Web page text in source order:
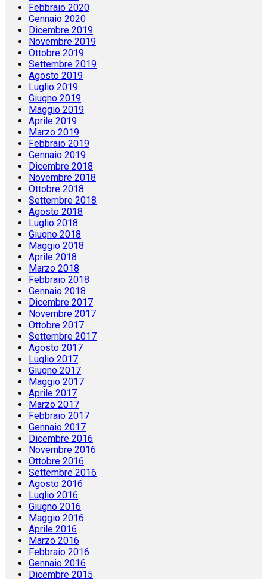
Febbraio 2020
Gennaio 2020
Dicembre 2019
Novembre 2019
Ottobre 2019
Settembre 2019
Agosto 2019
Luglio 2019
Giugno 2019
Maggio 2019
Aprile 2019
Marzo 2019
Febbraio 2019
Gennaio 2019
Dicembre 2018
Novembre 2018
Ottobre 2018
Settembre 2018
Agosto 2018
Luglio 2018
Giugno 2018
Maggio 2018
Aprile 2018
Marzo 2018
Febbraio 2018
Gennaio 2018
Dicembre 2017
Novembre 2017
Ottobre 2017
Settembre 2017
Agosto 2017
Luglio 2017
Giugno 2017
Maggio 2017
Aprile 2017
Marzo 2017
Febbraio 2017
Gennaio 2017
Dicembre 2016
Novembre 2016
Ottobre 2016
Settembre 2016
Agosto 2016
Luglio 2016
Giugno 2016
Maggio 2016
Aprile 2016
Marzo 2016
Febbraio 2016
Gennaio 2016
Dicembre 2015